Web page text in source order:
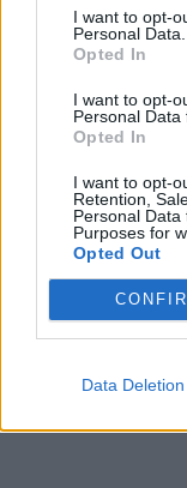
I want to opt-
Personal Data.
Opted In
I want to opt-
Personal Data
Opted In
I want to opt-
Retention,
Personal
Purposes for
Opted Out
Data Deletion